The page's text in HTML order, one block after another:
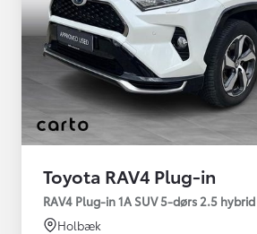
Toyota RAV4 Plug-in
RAV4 Plug-in 1A SUV 5-dørs 2.5
Holbæk